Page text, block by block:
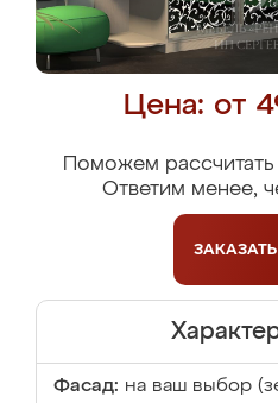
Цена: от
Поможем рассчитать
Ответим менее,
ЗАКАЗАТЬ
Фасад: на ваш выбор